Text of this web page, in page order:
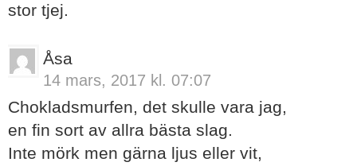
stor tjej.
Åsa
14 mars, 2017 kl. 07:07
Chokladsmurfen, det skulle vara jag,
en fin sort av allra bästa slag.
Inte mörk men gärna ljus eller vit,